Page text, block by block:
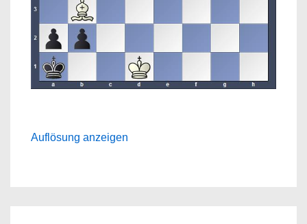
Auflösung anzeigen